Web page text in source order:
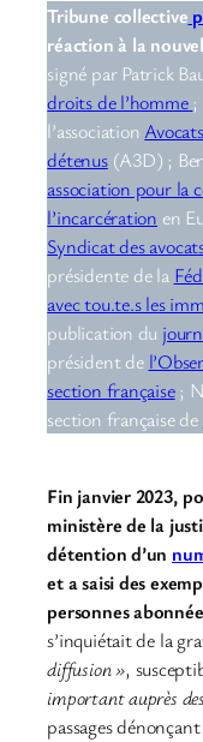
Tribune collective
réaction à la
signé par Patrick
droits de l’homme;
l’association
détenus(A3D) ;
association pour la
l’incarcération en
Syndicat des
présidente de la
avec tou.te.s les
publication du
président de
section française;
section française de
Fin janvier 2023,
ministère de la
détention d’un
et a saisi des
personnes
s’inquiétait de la
diffusion »,
important auprès
passages